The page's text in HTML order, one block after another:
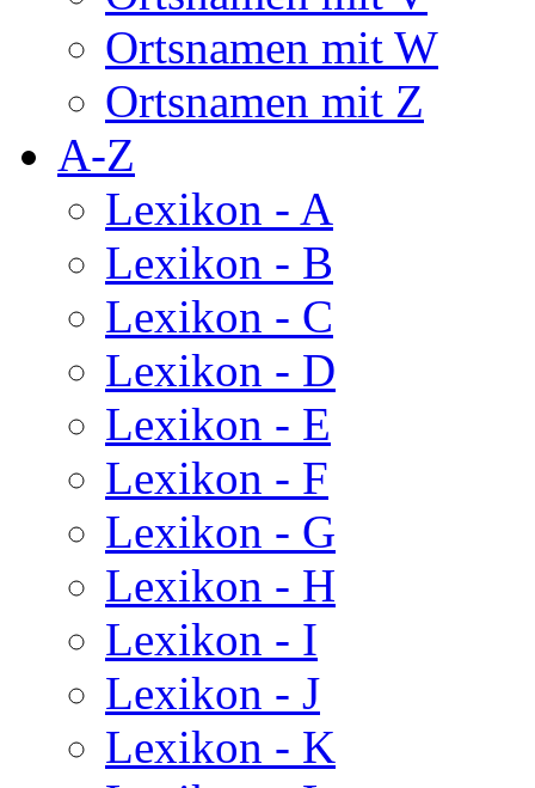
Ortsnamen mit W
Ortsnamen mit Z
A-Z
Lexikon - A
Lexikon - B
Lexikon - C
Lexikon - D
Lexikon - E
Lexikon - F
Lexikon - G
Lexikon - H
Lexikon - I
Lexikon - J
Lexikon - K